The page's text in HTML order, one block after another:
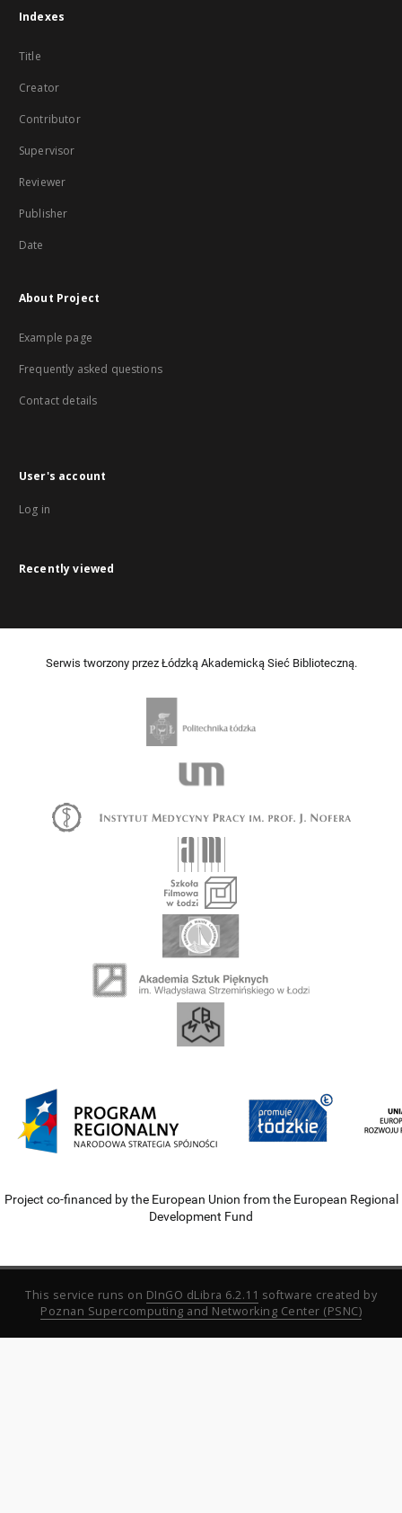
Indexes
Title
Creator
Contributor
Supervisor
Reviewer
Publisher
Date
About Project
Example page
Frequently asked questions
Contact details
User's account
Log in
Recently viewed
Serwis tworzony przez Łódzką Akademicką Sieć Biblioteczną.
Project co-financed by the European Union from the European Regional
Development Fund
This service runs on DInGO dLibra 6.2.11 software created by
Poznan Supercomputing and Networking Center (PSNC)